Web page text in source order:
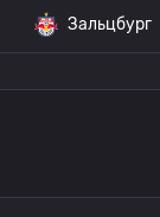
Зальцбург